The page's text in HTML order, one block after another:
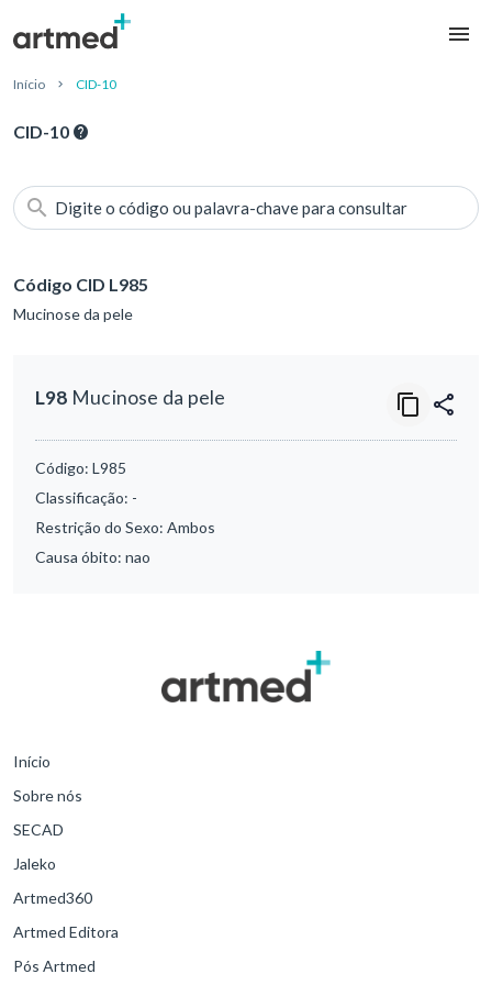
Início CID-10
CID-10
Digite o código ou palavra-chave para consultar
Código CID L985
Mucinose da pele
L98 Mucinose da pele
Código: L985
Classificação: -
Restrição do Sexo: Ambos
Causa óbito: nao
Início
Sobre nós
SECAD
Jaleko
Artmed360
Artmed Editora
Pós Artmed